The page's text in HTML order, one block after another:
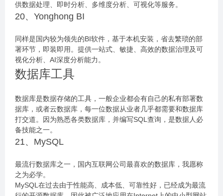
供数据处理、即时分析、多维度分析、可视化等服务。
20、Yonghong BI
同样是国内较为领先的BI软件，基于本机安装，省去繁琐的部
署环节，即装即用。提供一站式、敏捷、高效的数据治理及可
视化分析、AI深度分析能力。
数据库工具
数据库是数据存储的工具，一般企业都会有自己的私有部署数
据库，或者云数据库，每一位数据从业者几乎都需要和数据库
打交道。因为熟悉各类数据库，并编写SQL查询，是数据人必
备技能之一。
21、MySQL
最流行数据库之一，国内互联网公司最喜欢的数据库，我愿称
之为必学。
MySQL在过去由于性能高、成本低、可靠性好，已经成为最流